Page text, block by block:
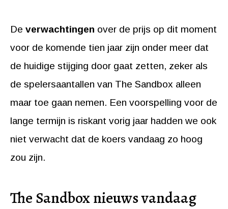
De verwachtingen over de prijs op dit moment
voor de komende tien jaar zijn onder meer dat
de huidige stijging door gaat zetten, zeker als
de spelersaantallen van The Sandbox alleen
maar toe gaan nemen. Een voorspelling voor de
lange termijn is riskant vorig jaar hadden we ook
niet verwacht dat de koers vandaag zo hoog
zou zijn.
The Sandbox nieuws vandaag